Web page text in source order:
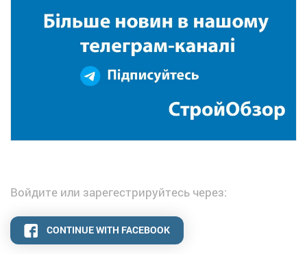
Войдите или зарегестрируйтесь через:
CONTINUE WITH FACEBOOK